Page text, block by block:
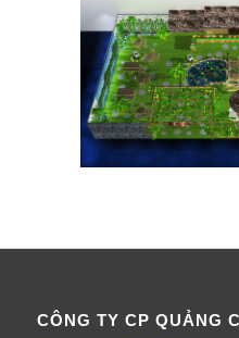
CÔNG TY CP QUẢNG